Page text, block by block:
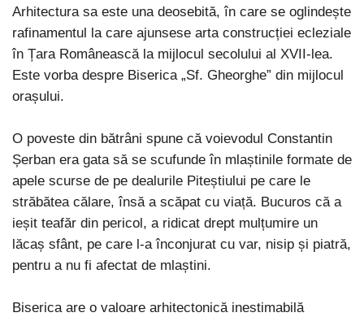
Arhitectura sa este una deosebită, în care se oglindește
rafinamentul la care ajunsese arta construcției ecleziale
în Țara Românească la mijlocul secolului al XVII-lea.
Este vorba despre Biserica „Sf. Gheorghe” din mijlocul
orașului.
O poveste din bătrâni spune că voievodul Constantin
Șerban era gata să se scufunde în mlaștinile formate de
apele scurse de pe dealurile Piteștiului pe care le
străbătea călare, însă a scăpat cu viață. Bucuros că a
ieșit teafăr din pericol, a ridicat drept mulțumire un
lăcaș sfânt, pe care l-a înconjurat cu var, nisip și piatră,
pentru a nu fi afectat de mlaștini.
Biserica are o valoare arhitectonică inestimabilă